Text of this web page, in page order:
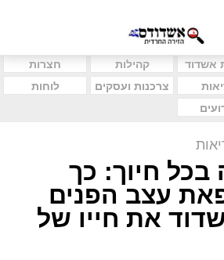
אשדוד קהילות
חצרות
צרכנות ועסקים
לוחות
בכל חיוך: כך
עצב הפנים
את חייו של